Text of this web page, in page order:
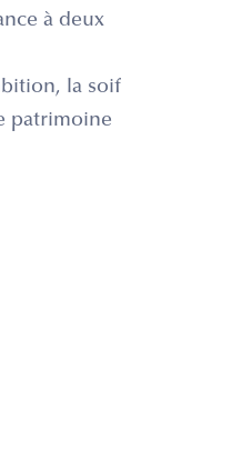
à deux
la soif
patrimoine